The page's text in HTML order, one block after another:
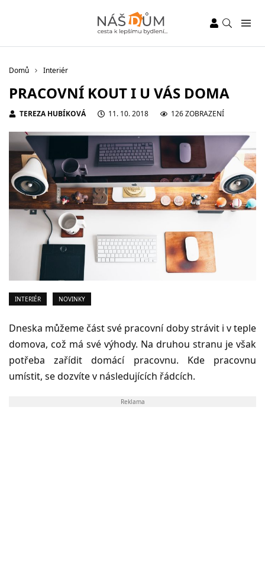
Domů Interiér
PRACOVNÍ KOUT I U VÁS DOMA
TEREZA HUBÍKOVÁ 11. 10. 2018 126 ZOBRAZENÍ
INTERIÉR NOVINKY
Dneska můžeme část své pracovní doby strávit i v teple
domova, což má své výhody. Na druhou stranu je však
potřeba zařídit domácí pracovnu. Kde pracovnu
umístit, se dozvíte v následujících řádcích.
Reklama